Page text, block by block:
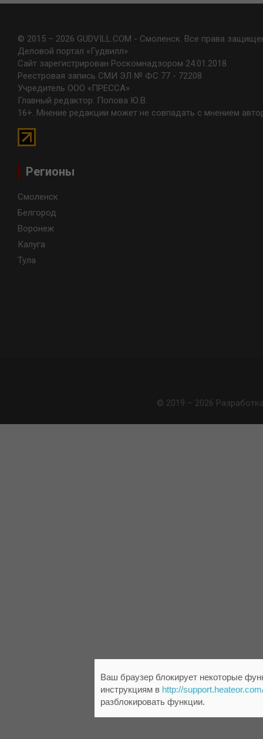
© 2015 – 2026 GUDVILL.COM - Смоленск. Все права
Деловой портал «Гудвилл»
Сайт зарегистрирован Роскомнадзором 24.01.2018
Реестровая запись СМИ ЭЛ № ФС 77 - 72208
Учредитель ООО «ПРЕССА»
Главный редактор: Попова Ю.В.
16+. Мнение редакции может не совпадать с мнением
Регионы
Смоленск
Белгород
Воронеж
Калуга
Тула
© 2019 – 2026
Ваш браузер блокирует некоторые
инструкциям в http://
разблокировать функции.